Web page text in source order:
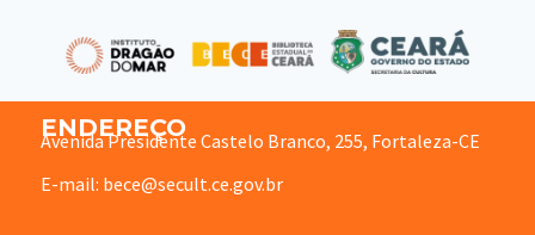
ENDEREÇO
Avenida Presidente Castelo Branco, 255, Fortaleza-CE
E-mail: bece@secult.ce.gov.br